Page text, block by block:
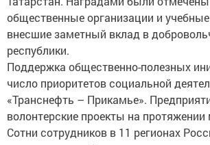
общественные организации и учебные
внесшие заметный вклад в
республики.
Поддержка общественно-полезных
число приоритетов социальной
«Транснефть – Прикамье».
волонтерские проекты на протяжении
Сотни сотрудников в 11 регионах